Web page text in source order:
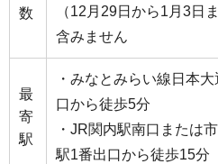
数
（12月29日から1月3日
含みません
最
寄
駅
・みなとみらい線日本
口から徒歩5分
・JR関内駅南口または
駅1番出口から徒歩15分